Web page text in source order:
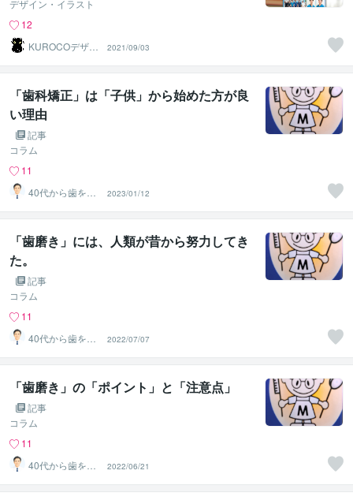
デザイン・イラスト
12
KUROCOデザイ
2021/09/03
「歯科矯正」は「子供」から始めた方が良
い理由
記事
コラム
11
40代から歯を失
わない個別相談
します
2023/01/12
「歯磨き」には、人類が昔から努力してき
た。
記事
コラム
11
40代から歯を失
わない個別相談
します
2022/07/07
「歯磨き」の「ポイント」と「注意点」
記事
コラム
11
40代から歯を失
わない個別相談
します
2022/06/21